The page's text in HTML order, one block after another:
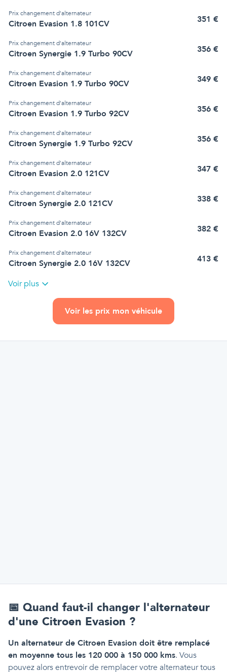
Prixchangement d'alternateur
Citroen Evasion 1.8 101CV 351 €
Prixchangement d'alternateur
Citroen Synergie 1.9 Turbo 90CV 356 €
Prixchangement d'alternateur
Citroen Evasion 1.9 Turbo 90CV 349 €
Prixchangement d'alternateur
Citroen Evasion 1.9 Turbo 92CV 356 €
Prixchangement d'alternateur
Citroen Synergie 1.9 Turbo 92CV 356 €
Prixchangement d'alternateur
Citroen Evasion 2.0 121CV 347 €
Prixchangement d'alternateur
Citroen Synergie 2.0 121CV 338 €
Prixchangement d'alternateur
Citroen Evasion 2.0 16V 132CV 382 €
Prixchangement d'alternateur
Citroen Synergie 2.0 16V 132CV 413 €
Voir plus
Voir les prix mon véhicule
📅 Quand faut-il changer l'alternateur
d'une Citroen Evasion ?
Un alternateur de Citroen Evasion doit être remplacé
en moyenne tous les 120 000 à 150 000 kms. Vous
pouvez alors entrevoir de remplacer votre alternateur tous